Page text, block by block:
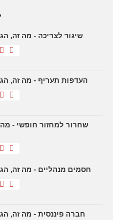
שיגור לצריכה - מה זה,
העדפות תעריף - מה זה,
שחרור למחזור חופשי -
חסמים מנהליים - מה זה,
חברה פיננסית - מה זה,